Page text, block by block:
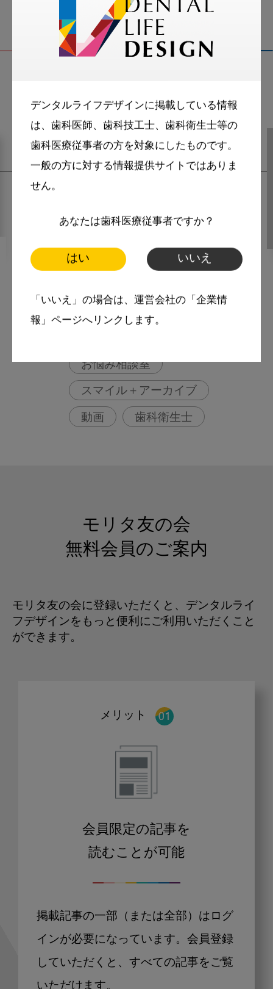
デンタルライフデザインに掲載している情報
は、歯科医師、歯科技工士、歯科衛生士等の
歯科医療従事者の方を対象にしたものです。
一般の方に対する情報提供サイトではありま
せん。
あなたは歯科医療従事者ですか？
はい いいえ
「いいえ」の場合は、運営会社の「企業情
報」ページへリンクします。
2023・2・10 MoreSmile
ンス！！
お悩み相談室
スマイル＋アーカイブ
動画 歯科衛生士
モリタ友の会
無料会員のご案内
モリタ友の会に登録いただくと、デンタルライ
フデザインをもっと便利にご利用いただくこと
ができます。
メリット
会員限定の記事を
読むことが可能
掲載記事の一部（または全部）はログ
インが必要になっています。会員登録
していただくと、すべての記事をご覧
いただけます。